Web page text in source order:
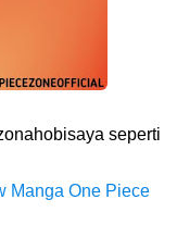
Banget Dan Lengkap
seperti
Manga One Piece